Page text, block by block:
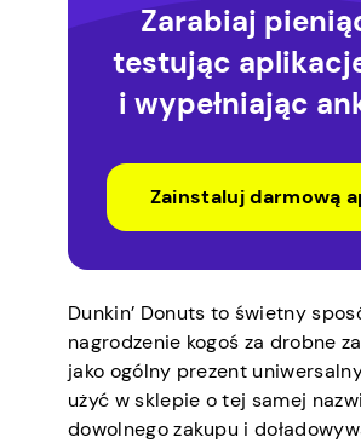
Zarabiaj
testując
i wypełniając
Zainstaluj darmową
Dunkin’ Donuts to świetny
nagrodzenie kogoś za drobne
jako ogólny prezent
użyć w sklepie o tej samej
dowolnego zakupu i